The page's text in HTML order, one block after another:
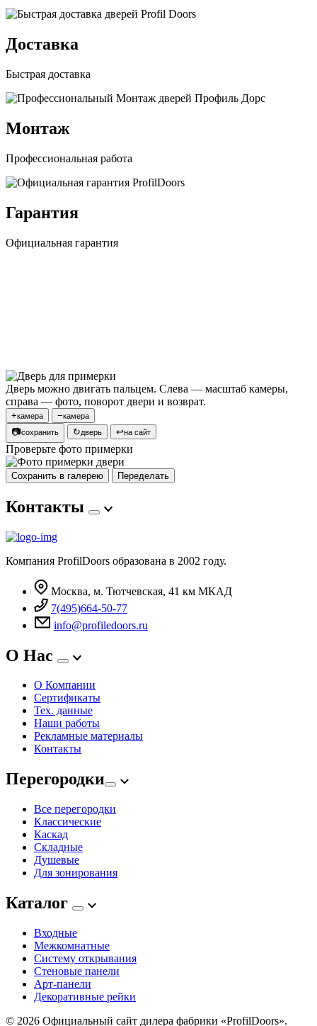
Доставка
Быстрая доставка
Монтаж
Профессиональная работа
Гарантия
Официальная гарантия
Дверь можно двигать пальцем. Слева — масштаб камеры,
справа — фото, поворот двери и возврат.
+камера −камера
📷сохранить ↻дверь ↩на сайт
Проверьте фото примерки
Сохранить в галерею Переделать
Контакты
Компания ProfilDoors образована в 2002 году.
Москва, м. Тютчевская, 41 км МКАД
7(495)664-50-77
info@profiledoors.ru
О Нас
О Компании
Сертификаты
Тех. данные
Наши работы
Рекламные материалы
Контакты
Перегородки
Все перегородки
Классические
Каскад
Складные
Душевые
Для зонирования
Каталог
Входные
Межкомнатные
Систему открывания
Стеновые панели
Арт-панели
Декоративные рейки
© 2026 Официальный сайт дилера фабрики «ProfilDoors».